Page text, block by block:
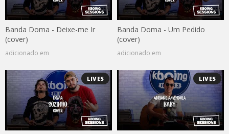
Banda Doma - Deixe-me Ir
(cover)
adicionado em
Banda Doma - Um Pedido
(cover)
adicionado em
LIVES LIVES